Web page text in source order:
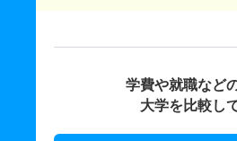
学費や就職など
大学を比較し